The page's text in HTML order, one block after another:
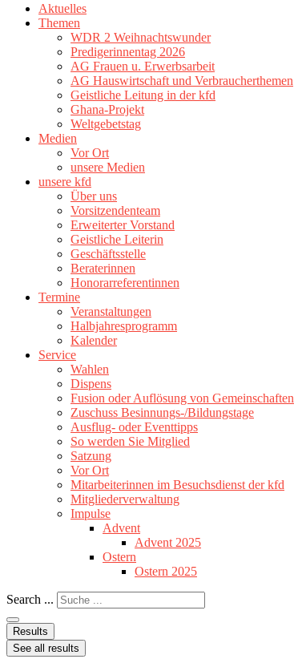
Aktuelles
Themen
WDR 2 Weihnachtswunder
Predigerinnentag 2026
AG Frauen u. Erwerbsarbeit
AG Hauswirtschaft und Verbraucherthemen
Geistliche Leitung in der kfd
Ghana-Projekt
Weltgebetstag
Medien
Vor Ort
unsere Medien
unsere kfd
Über uns
Vorsitzendenteam
Erweiterter Vorstand
Geistliche Leiterin
Geschäftsstelle
Beraterinnen
Honorarreferentinnen
Termine
Veranstaltungen
Halbjahresprogramm
Kalender
Service
Wahlen
Dispens
Fusion oder Auflösung von Gemeinschaften
Zuschuss Besinnungs-/Bildungstage
Ausflug- oder Eventtipps
So werden Sie Mitglied
Satzung
Vor Ort
Mitarbeiterinnen im Besuchsdienst der kfd
Mitgliederverwaltung
Impulse
Advent
Advent 2025
Ostern
Ostern 2025
Search ...
Results
See all results